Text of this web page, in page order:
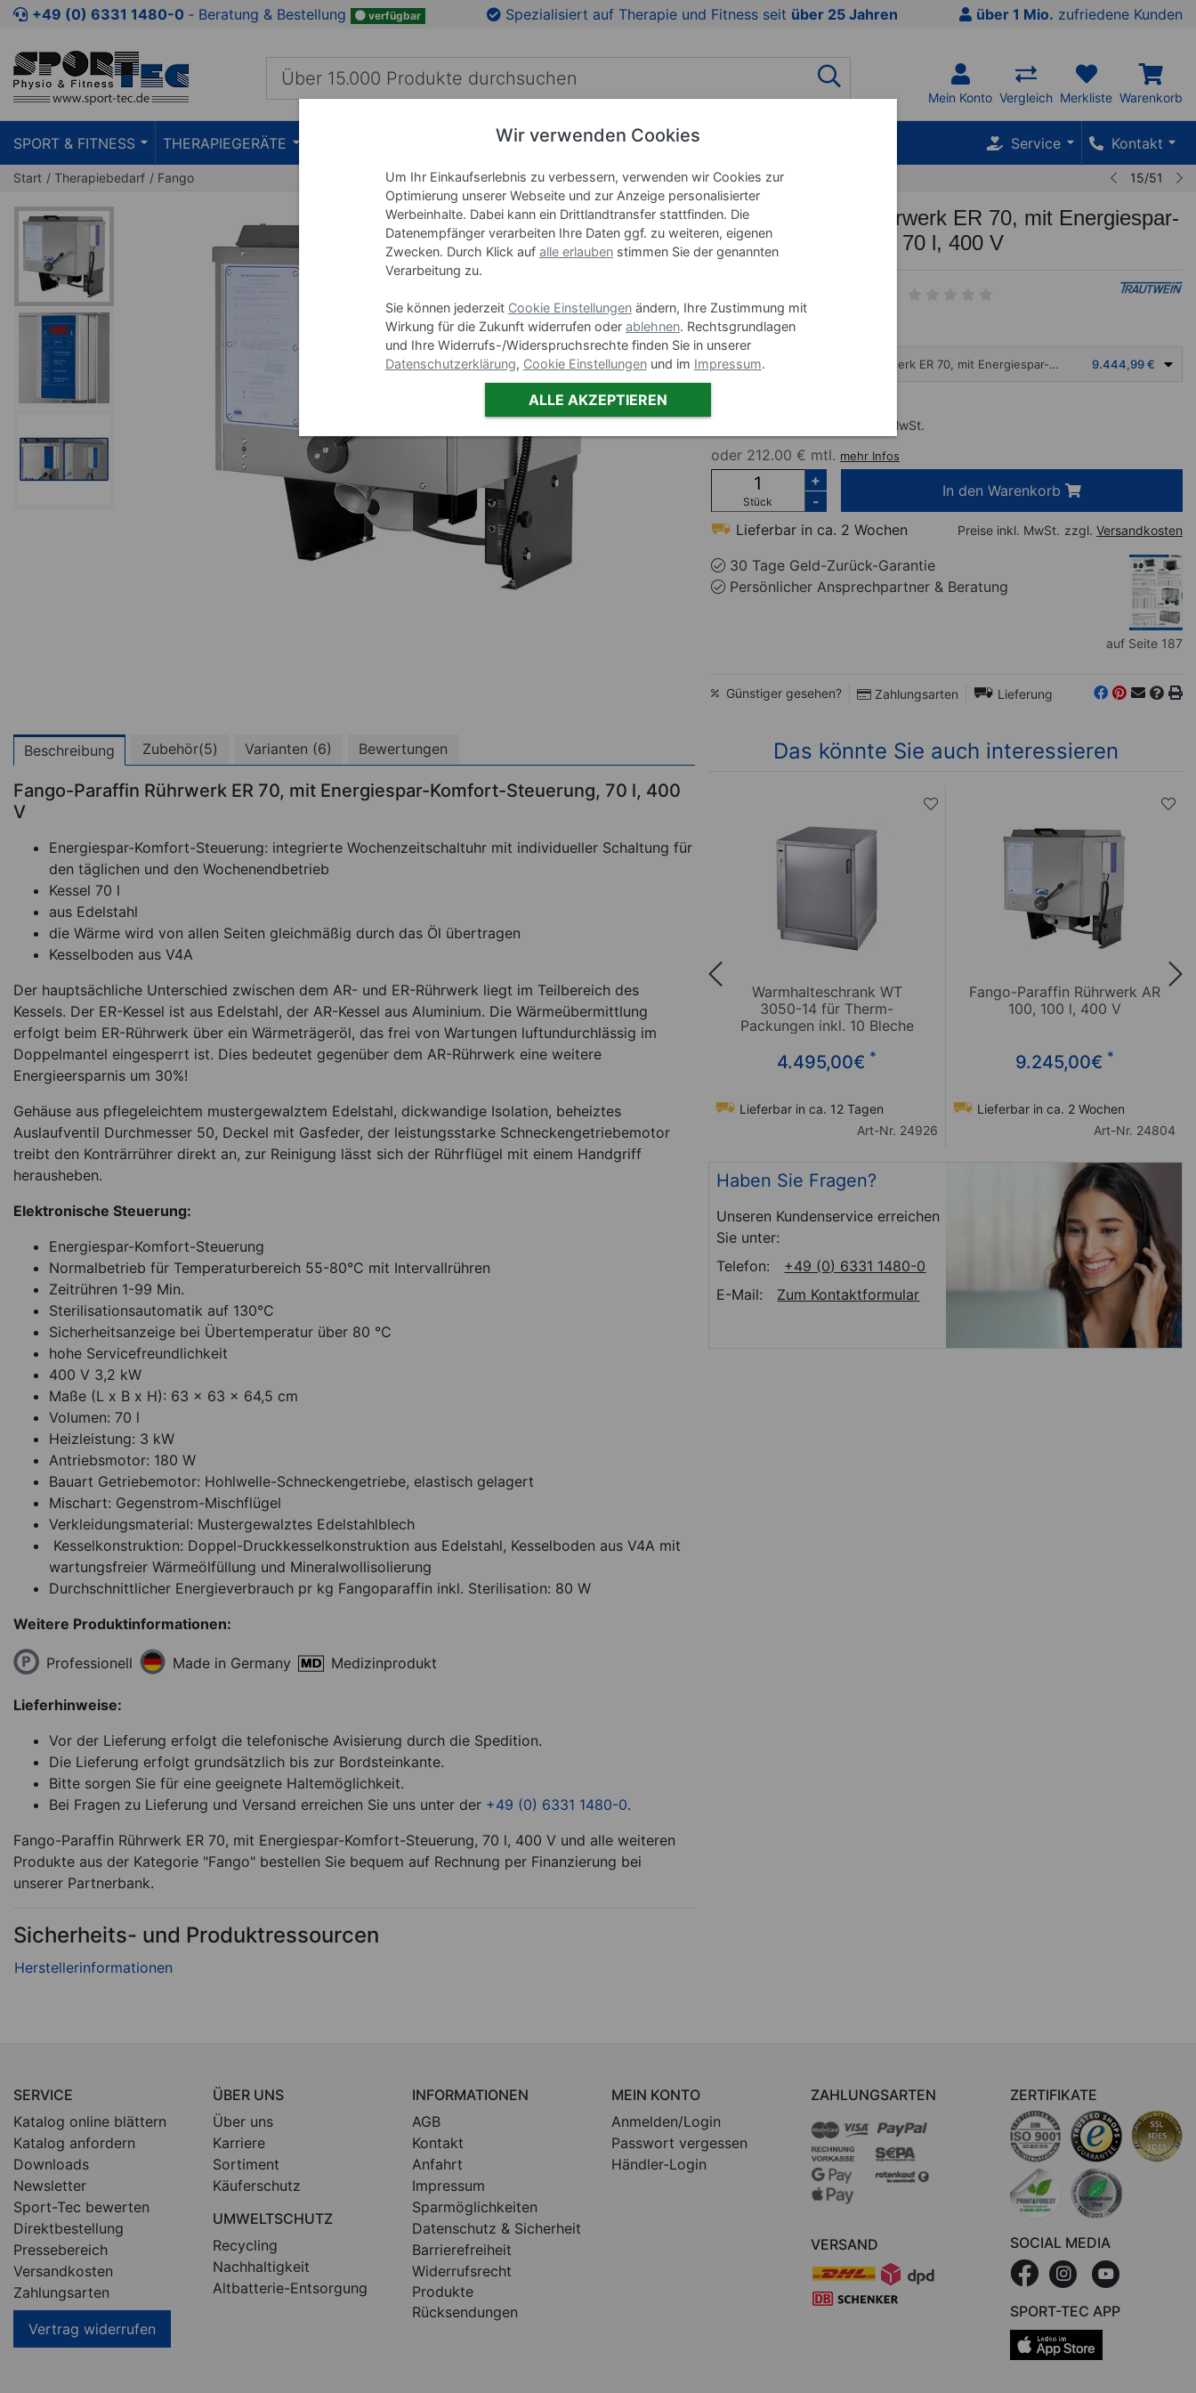
Zum Kaufbereich springen Zur Produktbeschreibung springen Zu den Produktbildern springen
+49 (0) 6331 1480-0 ‐ Beratung & Bestellung verfügbar Spezialisiert auf Therapie und Fitness seit über 25 Jahren über 1 Mio. zufriedene Kunden
Mein Konto Vergleich Merkliste Warenkorb
SPORT & FITNESS THERAPIEGERÄTE LEHRMITTEL WELLNESS Service Kontakt
Start Therapiebedarf Fango 15/51
Fango-Paraffin Rührwerk ER 70, mit Energiespar-
Komfort-Steuerung, 70 l, 400 V
Varianten
Fango-Paraffin Rührwerk ER 70, mit Energiespar-Komfort-Steuerung, 70 l, 400 V 9.444,99 €
9.444,99 inkl. MwSt.
oder 212.00 € mtl. mehr Infos
Stück
+
-
In den Warenkorb
Lieferbar in ca. 2 Wochen Preise inkl. MwSt. zzgl. Versandkosten
30 Tage Geld-Zurück-Garantie
Persönlicher Ansprechpartner & Beratung
auf Seite 187
Günstiger gesehen? Zahlungsarten Lieferung
Beschreibung Zubehör(5) Varianten (6) Bewertungen
Fango-Paraffin Rührwerk ER 70, mit Energiespar-Komfort-Steuerung, 70 l, 400
V
Energiespar-Komfort-Steuerung: integrierte Wochenzeitschaltuhr mit individueller Schaltung für
den täglichen und den Wochenendbetrieb
Kessel 70 l
aus Edelstahl
die Wärme wird von allen Seiten gleichmäßig durch das Öl übertragen
Kesselboden aus V4A
Der hauptsächliche Unterschied zwischen dem AR- und ER-Rührwerk liegt im Teilbereich des
Kessels. Der ER-Kessel ist aus Edelstahl, der AR-Kessel aus Aluminium. Die Wärmeübermittlung
erfolgt beim ER-Rührwerk über ein Wärmeträgeröl, das frei von Wartungen luftundurchlässig im
Doppelmantel eingesperrt ist. Dies bedeutet gegenüber dem AR-Rührwerk eine weitere
Energieersparnis um 30%!
Gehäuse aus pflegeleichtem mustergewalztem Edelstahl, dickwandige Isolation, beheiztes
Auslaufventil Durchmesser 50, Deckel mit Gasfeder, der leistungsstarke Schneckengetriebemotor
treibt den Konträrrührer direkt an, zur Reinigung lässt sich der Rührflügel mit einem Handgriff
herausheben.
Elektronische Steuerung:
Energiespar-Komfort-Steuerung
Normalbetrieb für Temperaturbereich 55-80°C mit Intervallrühren
Zeitrühren 1-99 Min.
Sterilisationsautomatik auf 130°C
Sicherheitsanzeige bei Übertemperatur über 80 °C
hohe Servicefreundlichkeit
400 V 3,2 kW
Maße (L x B x H): 63 x 63 x 64,5 cm
Volumen: 70 l
Heizleistung: 3 kW
Antriebsmotor: 180 W
Bauart Getriebemotor: Hohlwelle-Schneckengetriebe, elastisch gelagert
Mischart: Gegenstrom-Mischflügel
Verkleidungsmaterial: Mustergewalztes Edelstahlblech
Kesselkonstruktion: Doppel-Druckkesselkonstruktion aus Edelstahl, Kesselboden aus V4A mit
wartungsfreier Wärmeölfüllung und Mineralwollisolierung
Durchschnittlicher Energieverbrauch pr kg Fangoparaffin inkl. Sterilisation: 80 W
Weitere Produktinformationen:
Professionell Made in Germany Medizinprodukt
Lieferhinweise:
Vor der Lieferung erfolgt die telefonische Avisierung durch die Spedition.
Die Lieferung erfolgt grundsätzlich bis zur Bordsteinkante.
Bitte sorgen Sie für eine geeignete Haltemöglichkeit.
Bei Fragen zu Lieferung und Versand erreichen Sie uns unter der +49 (0) 6331 1480-0.
Fango-Paraffin Rührwerk ER 70, mit Energiespar-Komfort-Steuerung, 70 l, 400 V und alle weiteren
Produkte aus der Kategorie "Fango" bestellen Sie bequem auf Rechnung per Finanzierung bei
unserer Partnerbank.
Sicherheits- und Produktressourcen
Das könnte Sie auch interessieren
Fango-Paraffin Rührwerk AR
70, mit Energiespar-
Komfort-Steuerung, 70 l,
400 V
7.395,01€ *
Lieferbar in ca. 3 Wochen
Art-Nr. 24805
Warmhalteschrank für
Spitzner Therm Warmpack
3.895,00
Lieferbar in ca. 5 Wochen
Art-Nr. 24925
Warmhalteschrank WT
3050-14 für Therm-
Packungen inkl. 10 Bleche
4.495,00€ *
Lieferbar in ca. 12 Tagen
Art-Nr. 24926
Fango-Paraffin Rührwerk AR
100, 100 l, 400 V
9.245,00€ *
Lieferbar in ca. 2 Wochen
Art-Nr. 24804
Haben Sie Fragen?
Unseren Kundenservice erreichen
Sie unter:
Telefon:
+49 (0) 6331 1480-0
E-Mail:
Zum Kontaktformular
SERVICE
Katalog online blättern
Katalog anfordern
Downloads
Newsletter
Sport-Tec bewerten
Direktbestellung
Pressebereich
Versandkosten
Zahlungsarten
Vertrag widerrufen
ÜBER UNS
Über uns
Karriere
Sortiment
Käuferschutz
UMWELTSCHUTZ
Recycling
Nachhaltigkeit
Altbatterie-Entsorgung
INFORMATIONEN
AGB
Kontakt
Anfahrt
Impressum
Sparmöglichkeiten
Datenschutz & Sicherheit
Barrierefreiheit
Widerrufsrecht
Produkte
Rücksendungen
MEIN KONTO
Anmelden/Login
Passwort vergessen
Händler-Login
ZAHLUNGSARTEN
VERSAND
ZERTIFIKATE
SOCIAL MEDIA
SPORT-TEC APP
Wir verwenden Cookies
Um Ihr Einkaufserlebnis zu verbessern, verwenden wir Cookies zur
Optimierung unserer Webseite und zur Anzeige personalisierter
Werbeinhalte. Dabei kann ein Drittlandtransfer stattfinden. Die
Datenempfänger verarbeiten Ihre Daten ggf. zu weiteren, eigenen
Zwecken. Durch Klick auf alle erlaubenstimmen Sie der genannten
Verarbeitung zu.
Sie können jederzeit Cookie Einstellungenändern, Ihre Zustimmung mit
Wirkung für die Zukunft widerrufen oder ablehnen. Rechtsgrundlagen
und Ihre Widerrufs-/Widerspruchsrechte finden Sie in unserer
Datenschutzerklärung, Cookie Einstellungenund im Impressum.
ALLE AKZEPTIEREN